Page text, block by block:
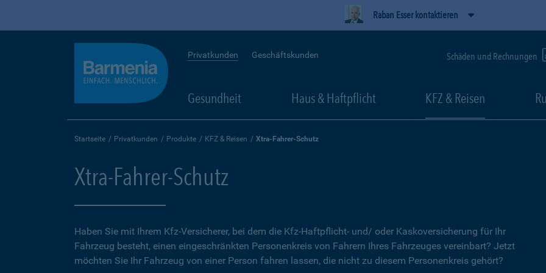
Raban Esser kontaktieren
Privatkunden Geschäftskunden Schäden und Rechnungen
Gesundheit Haus & Haftpflicht KFZ & Reisen
Startseite Privatkunden Produkte KFZ & Reisen Xtra-Fahrer-Schutz
Xtra-Fahrer-Schutz
Haben Sie mit Ihrem Kfz-Versicherer, bei dem die Kfz-Haftpflicht- und/ oder Kaskoversicherung für Ihr
Fahrzeug besteht, einen eingeschränkten Personenkreis von Fahrern Ihres Fahrzeuges vereinbart? Jetzt
möchten Sie Ihr Fahrzeug von einer Person fahren lassen, die nicht zu diesem Personenkreis gehört?